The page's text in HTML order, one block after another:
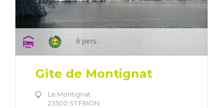
6 pers.
Gîte de Montignat
Le Montignat
23500 ST FRION